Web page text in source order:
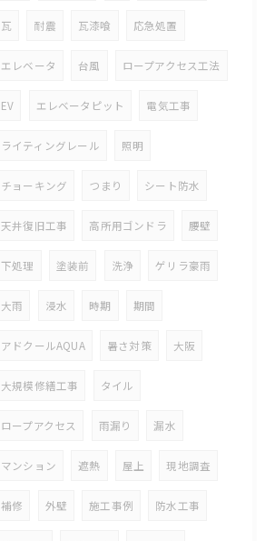
瓦 耐震 瓦漆喰 応急処置
エレベータ 台風 ロープアクセス工法
EV エレベータピット 電気工事
ライティングレール 照明
チョーキング つまり シート防水
天井復旧工事 高所用ゴンドラ 腰壁
下処理 塗装前 洗浄 ゲリラ豪雨
大雨 浸水 時期 期間
アドクールAQUA 暑さ対策 大阪
大規模修繕工事 タイル
ロープアクセス 雨漏り 漏水
マンション 遮熱 屋上 現地調査
補修 外壁 施工事例 防水工事